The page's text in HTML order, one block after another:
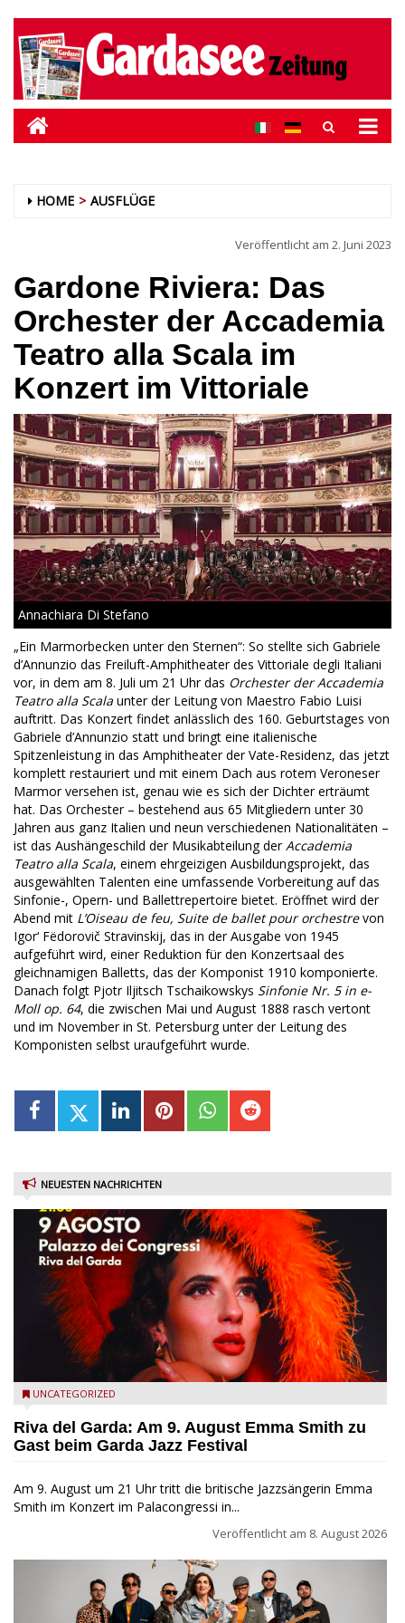
HOME AUSFLÜGE
Veröffentlicht am 2. Juni 2023
Gardone Riviera: Das
Orchester der Accademia
Teatro alla Scala im
Konzert im Vittoriale
Annachiara Di Stefano
„Ein Marmorbecken unter den Sternen“: So stellte sich Gabriele
d’Annunzio das Freiluft-Amphitheater des Vittoriale degli Italiani
vor, in dem am 8. Juli um 21 Uhr das Orchester der Accademia
Teatro alla Scala unter der Leitung von Maestro Fabio Luisi
auftritt. Das Konzert findet anlässlich des 160. Geburtstages von
Gabriele d’Annunzio statt und bringt eine italienische
Spitzenleistung in das Amphitheater der Vate-Residenz, das jetzt
komplett restauriert und mit einem Dach aus rotem Veroneser
Marmor versehen ist, genau wie es sich der Dichter erträumt
hat. Das Orchester – bestehend aus 65 Mitgliedern unter 30
Jahren aus ganz Italien und neun verschiedenen Nationalitäten –
ist das Aushängeschild der Musikabteilung derAccademia
Teatro alla Scala, einem ehrgeizigen Ausbildungsprojekt, das
ausgewählten Talenten eine umfassende Vorbereitung auf das
Sinfonie-, Opern- und Ballettrepertoire bietet. Eröffnet wird der
Abend mit L’Oiseau de feu, Suite de ballet pour orchestrevon
Igor‘ Fëdorovič Stravinskij, das in der Ausgabe von 1945
aufgeführt wird, einer Reduktion für den Konzertsaal des
gleichnamigen Balletts, das der Komponist 1910 komponierte.
Danach folgt Pjotr Iljitsch Tschaikowskys Sinfonie Nr. 5 in e-
Moll op. 64, die zwischen Mai und August 1888 rasch vertont
und im November in St. Petersburg unter der Leitung des
Komponisten selbst uraufgeführt wurde.
NEUESTEN NACHRICHTEN
Riva del Garda - Emma Smith zu Gast beim Garda Jazz
UNCATEGORIZED
Riva del Garda: Am 9. August Emma Smith zu
Gast beim Garda Jazz Festival
Am 9. August um 21 Uhr tritt die britische Jazzsängerin Emma
Smith im Konzert im Palacongressi in...
Veröffentlicht am 8. August 2026